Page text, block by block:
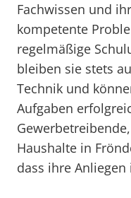
Fachwissen und
kompetente
regelmäßige
bleiben sie stets
Technik und
Aufgaben
Haushalte in
dass ihre